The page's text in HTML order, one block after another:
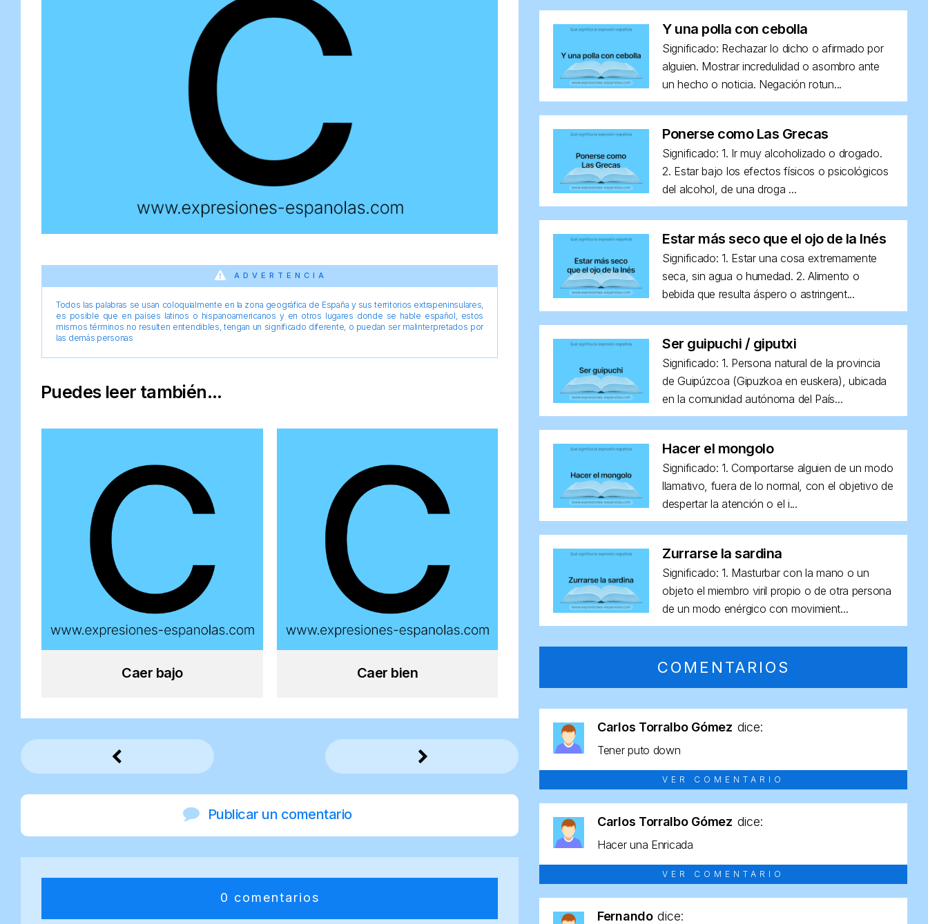
ADVERTENCIA
Todos las palabras se usan coloquialmente en la zona geográfica de España y sus territorios extrapeninsulares,
es posible que en países latinos o hispanoamericanos y en otros lugares donde se hable español, estos
mismos términos no resulten entendibles, tengan un significado diferente, o puedan ser malinterpretados por
las demás personas
Puedes leer también...
Caer bajo Caer bien
Publicar un comentario
0 comentarios
Y una polla con cebolla
Significado: Rechazar lo dicho o afirmado por
alguien. Mostrar incredulidad o asombro ante
un hecho o noticia. Negación rotun...
Ponerse como Las Grecas
Significado: 1. Ir muy alcoholizado o drogado.
2. Estar bajo los efectos físicos o psicológicos
del alcohol, de una droga ...
Estar más seco que el ojo de la Inés
Significado: 1. Estar una cosa extremamente
seca, sin agua o humedad. 2. Alimento o
bebida que resulta áspero o astringent...
Ser guipuchi / giputxi
Significado: 1. Persona natural de la provincia
de Guipúzcoa (Gipuzkoa en euskera), ubicada
en la comunidad autónoma del País...
Hacer el mongolo
Significado: 1. Comportarse alguien de un modo
llamativo, fuera de lo normal, con el objetivo de
despertar la atención o el i...
Zurrarse la sardina
Significado: 1. Masturbar con la mano o un
objeto el miembro viril propio o de otra persona
de un modo enérgico con movimient...
COMENTARIOS
Carlos Torralbo Gómez dice:
Tener puto down
VER COMENTARIO
Carlos Torralbo Gómez dice:
Hacer una Enricada
VER COMENTARIO
Fernando dice: